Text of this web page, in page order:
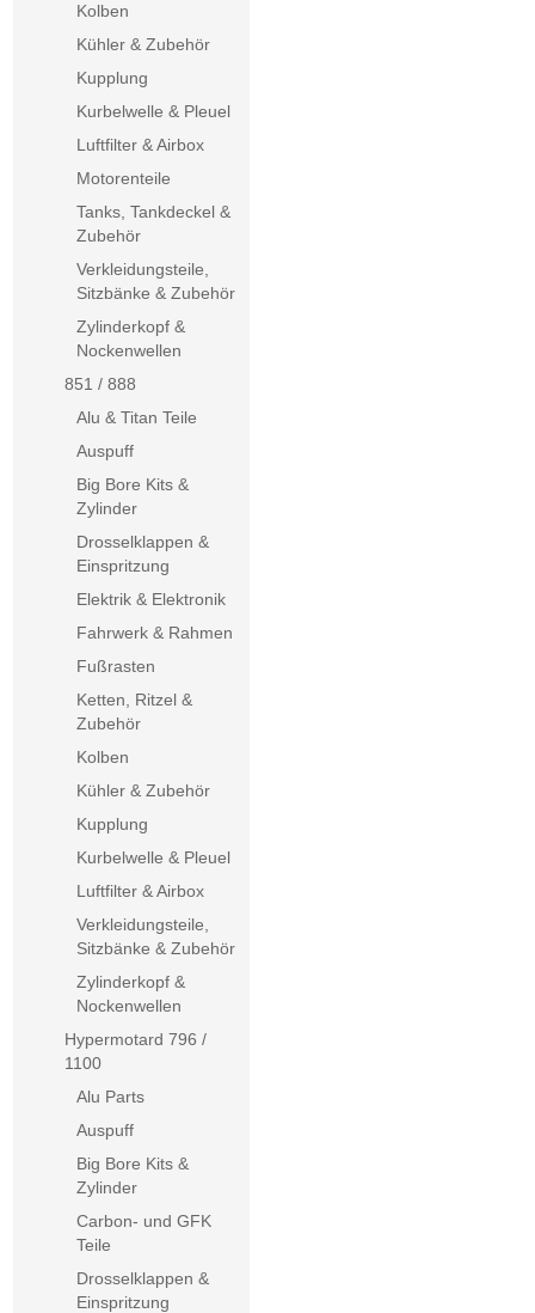
Kolben
Kühler & Zubehör
Kupplung
Kurbelwelle & Pleuel
Luftfilter & Airbox
Motorenteile
Tanks, Tankdeckel &
Zubehör
Verkleidungsteile,
Sitzbänke & Zubehör
Zylinderkopf &
Nockenwellen
851 / 888
Alu & Titan Teile
Auspuff
Big Bore Kits &
Zylinder
Drosselklappen &
Einspritzung
Elektrik & Elektronik
Fahrwerk & Rahmen
Fußrasten
Ketten, Ritzel &
Zubehör
Kolben
Kühler & Zubehör
Kupplung
Kurbelwelle & Pleuel
Luftfilter & Airbox
Verkleidungsteile,
Sitzbänke & Zubehör
Zylinderkopf &
Nockenwellen
Hypermotard 796 /
1100
Alu Parts
Auspuff
Big Bore Kits &
Zylinder
Carbon- und GFK
Teile
Drosselklappen &
Einspritzung